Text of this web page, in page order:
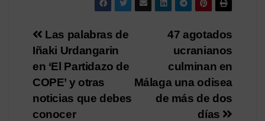
Navegación
de
entradas
47 agotados
ucranianos
culminan en
Málaga una odisea
de más de dos
días
Las palabras de
Iñaki Urdangarin
en ‘El Partidazo de
COPE’ y otras
noticias que debes
conocer